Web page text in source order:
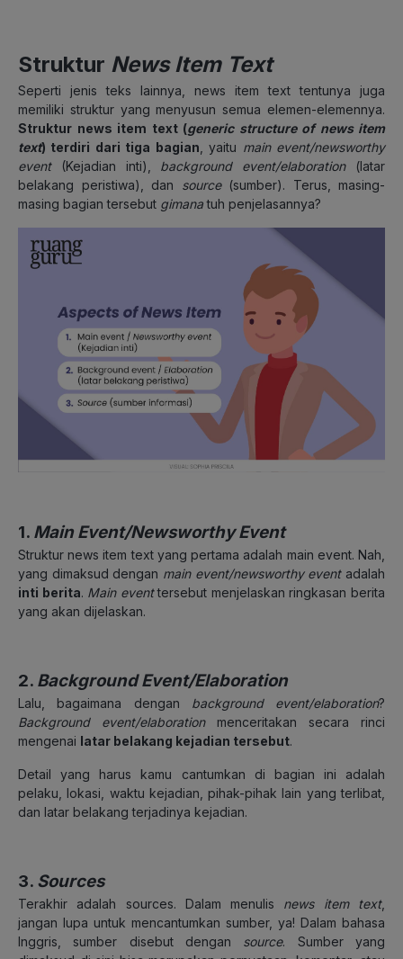
Struktur News Item Text
Seperti jenis teks lainnya, news item text tentunya juga
memiliki struktur yang menyusun semua elemen-elemennya.
Struktur news item text (generic structure of news item
text) terdiri dari tiga bagian , yaitu main event/newsworthy
event
(Kejadian inti), background event/elaboration(latar
belakang peristiwa), dan source(sumber). Terus, masing-
masing bagian tersebut gimanatuh penjelasannya?
1. Main Event/Newsworthy Event
Struktur news item text yang pertama adalah main event. Nah,
yang dimaksud dengan main event/newsworthy eventadalah
inti berita. Main eventtersebut menjelaskan ringkasan berita
yang akan dijelaskan.
2. Background Event/Elaboration
Lalu, bagaimana dengan background event/elaboration?
Background event/elaborationmenceritakan secara rinci
mengenai latar belakang kejadian tersebut.
Detail yang harus kamu cantumkan di bagian ini adalah
pelaku, lokasi, waktu kejadian, pihak-pihak lain yang terlibat,
dan latar belakang terjadinya kejadian.
3. Sources
Terakhir adalah sources. Dalam menulis news item text,
jangan lupa untuk mencantumkan sumber, ya! Dalam bahasa
Inggris, sumber disebut dengan source. Sumber yang